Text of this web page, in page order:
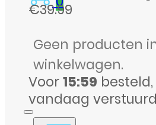
Geen producten
winkelwagen.
Meter
€39.99
Voor15:59 besteld,
vandaag verstuurd